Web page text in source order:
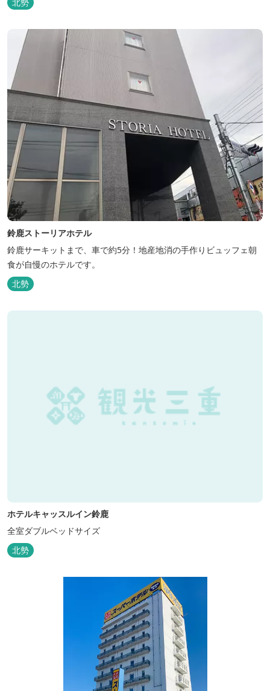
北勢
鈴鹿ストーリアホテル
鈴鹿サーキットまで、車で約5分！地産地消の手作りビュッフェ朝
食が自慢のホテルです。
北勢
ホテルキャッスルイン鈴鹿
全室ダブルベッドサイズ
北勢